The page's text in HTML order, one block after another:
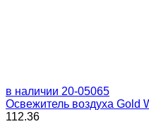
в наличии 20-05065
Освежитель воздуха Gold
112.36